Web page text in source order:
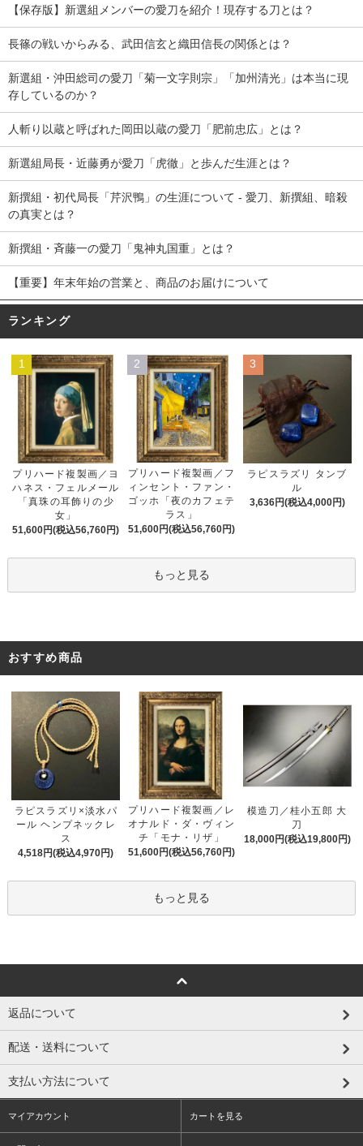
【保存版】新選組メンバーの愛刀を紹介！現存する刀とは？
長篠の戦いからみる、武田信玄と織田信長の関係とは？
新選組・沖田総司の愛刀「菊一文字則宗」「加州清光」は本当に現
存しているのか？
人斬り以蔵と呼ばれた岡田以蔵の愛刀「肥前忠広」とは？
新選組局長・近藤勇が愛刀「虎徹」と歩んだ生涯とは？
新撰組・初代局長「芹沢鴨」の生涯について - 愛刀、新撰組、暗殺
の真実とは？
新撰組・斉藤一の愛刀「鬼神丸国重」とは？
【重要】年末年始の営業と、商品のお届けについて
ランキング
1
プリハード複製画／ヨ
ハネス・フェルメール
「真珠の耳飾りの少
女」
51,600円(税込56,760円)
2
プリハード複製画／フ
ィンセント・ファン・
ゴッホ「夜のカフェテ
ラス」
51,600円(税込56,760円)
3
ラピスラズリ タンブ
ル
3,636円(税込4,000円)
もっと見る
おすすめ商品
ラピスラズリ×淡水パ
ール ヘンプネックレ
ス
4,518円(税込4,970円)
プリハード複製画／レ
オナルド・ダ・ヴィン
チ「モナ・リザ」
51,600円(税込56,760円)
模造刀／桂小五郎 大
刀
18,000円(税込19,800円)
もっと見る
返品について
配送・送料について
支払い方法について
マイアカウント カートを見る